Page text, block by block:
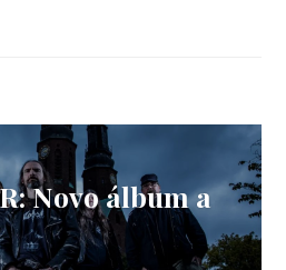
Novo álbum a